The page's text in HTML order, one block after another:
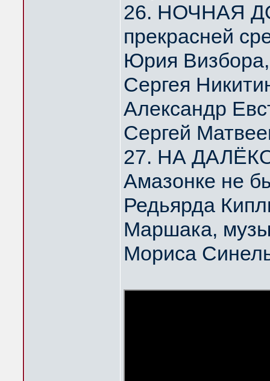
26. НОЧНАЯ
прекрасней
Юрия Визбора,
Сергея
Александр
Сергей
27. НА
Амазонке не
Редьярда
Маршака,
Мориса